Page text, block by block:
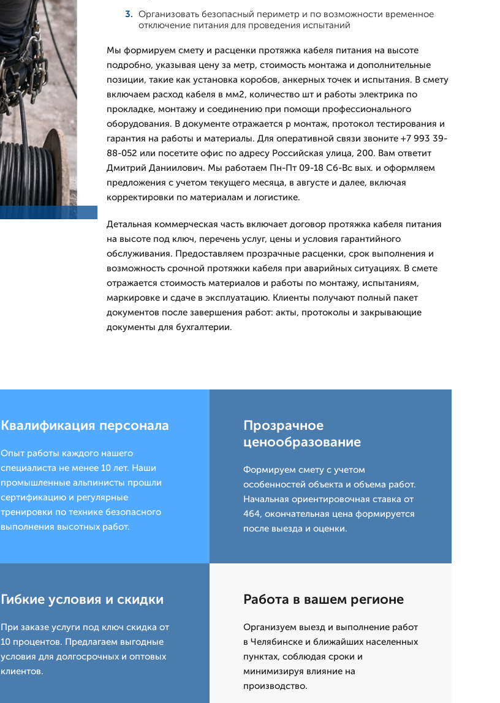
Организовать безопасный периметр и по возможности временное
отключение питания для проведения испытаний
Мы формируем смету и расценки протяжка кабеля питания на высоте
подробно, указывая цену за метр, стоимость монтажа и дополнительные
позиции, такие как установка коробов, анкерных точек и испытания. В смету
включаем расход кабеля в мм2, количество шт и работы электрика по
прокладке, монтажу и соединению при помощи профессионального
оборудования. В документе отражается р монтаж, протокол тестирования и
гарантия на работы и материалы. Для оперативной связи звоните +7 993 39-
88-052 или посетите офис по адресу Российская улица, 200. Вам ответит
Дмитpий Даниилович. Мы работаем Пн-Пт 09-18 Сб-Вс вых. и оформляем
предложения с учетом текущего месяца, в августе и далее, включая
корректировки по материалам и логистике.
Детальная коммерческая часть включает договор протяжка кабеля питания
на высоте под ключ, перечень услуг, цены и условия гарантийного
обслуживания. Предоставляем прозрачные расценки, срок выполнения и
возможность срочной протяжки кабеля при аварийных ситуациях. В смете
отражается стоимость материалов и работы по монтажу, испытаниям,
маркировке и сдаче в эксплуатацию. Клиенты получают полный пакет
документов после завершения работ: акты, протоколы и закрывающие
документы для бухгалтерии.
Квалификация персонала
Опыт работы каждого нашего
специалиста не менее 10 лет. Наши
промышленные альпинисты прошли
сертификацию и регулярные
тренировки по технике безопасного
выполнения высотных работ.
Прозрачное
ценообразование
Формируем смету с учетом
особенностей объекта и объема работ.
Начальная ориентировочная ставка от
464, окончательная цена формируется
после выезда и оценки.
Гибкие условия и скидки
При заказе услуги под ключ скидка от
10 процентов. Предлагаем выгодные
условия для долгосрочных и оптовых
клиентов.
Работа в вашем регионе
Организуем выезд и выполнение работ
в Челябинске и ближайших населенных
пунктах, соблюдая сроки и
минимизируя влияние на
производство.